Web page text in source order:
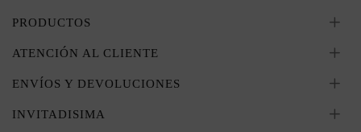
PRODUCTOS
ATENCIÓN AL CLIENTE
ENVÍOS Y DEVOLUCIONES
INVITADISIMA